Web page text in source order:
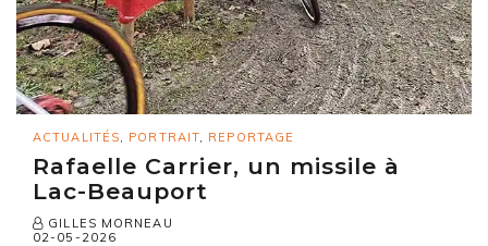
ACTUALITÉS, PORTRAIT, REPORTAGE
Rafaelle Carrier, un missile à
Lac-Beauport
GILLES MORNEAU
02-05-2026